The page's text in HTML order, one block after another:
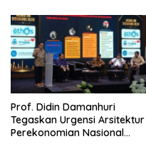
Prof. Didin Damanhuri
Tegaskan Urgensi Arsitektur
Perekonomian Nasional